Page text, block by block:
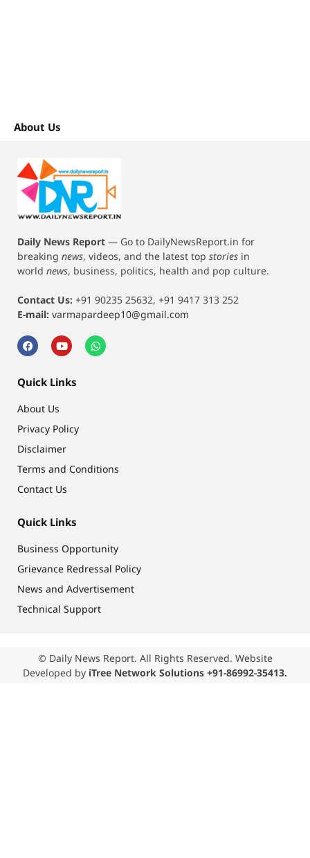
About Us
Daily News Report — Go to DailyNewsReport.in for
breaking news, videos, and the latest top stories in
world news, business, politics, health and pop culture.
Contact Us: +91 90235 25632, +91 9417 313 252
E-mail: varmapardeep10@gmail.com
Quick Links
About Us
Privacy Policy
Disclaimer
Terms and Conditions
Contact Us
Quick Links
Business Opportunity
Grievance Redressal Policy
News and Advertisement
Technical Support
© Daily News Report. All Rights Reserved. Website
Developed by iTree Network Solutions +91-86992-35413.